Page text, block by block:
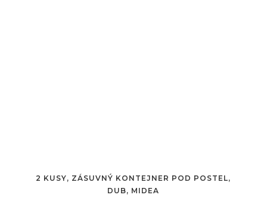
2 KUSY, ZÁSUVNÝ KONTEJNER POD POSTEL,
DUB, MIDEA